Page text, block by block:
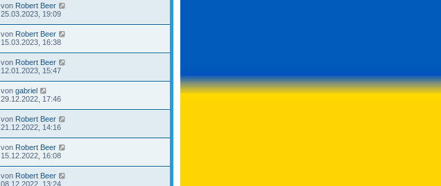
von Robert Beer
25.03.2023, 19:09
von Robert Beer
15.03.2023, 16:38
von Robert Beer
12.01.2023, 15:47
von gabriel
29.12.2022, 17:46
von Robert Beer
21.12.2022, 14:16
von Robert Beer
15.12.2022, 16:08
von Robert Beer
08.12.2022, 13:24